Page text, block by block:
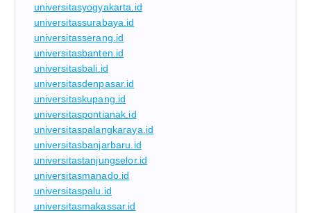
universitasyogyakarta.id
universitassurabaya.id
universitasserang.id
universitasbanten.id
universitasbali.id
universitasdenpasar.id
universitaskupang.id
universitaspontianak.id
universitaspalangkaraya.id
universitasbanjarbaru.id
universitastanjungselor.id
universitasmanado.id
universitaspalu.id
universitasmakassar.id